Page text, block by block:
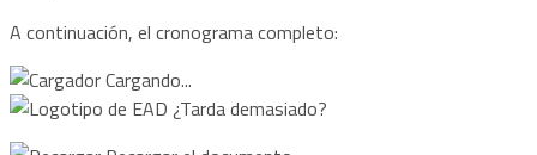
A continuación, el cronograma completo:
Cargando...
¿Tarda demasiado?